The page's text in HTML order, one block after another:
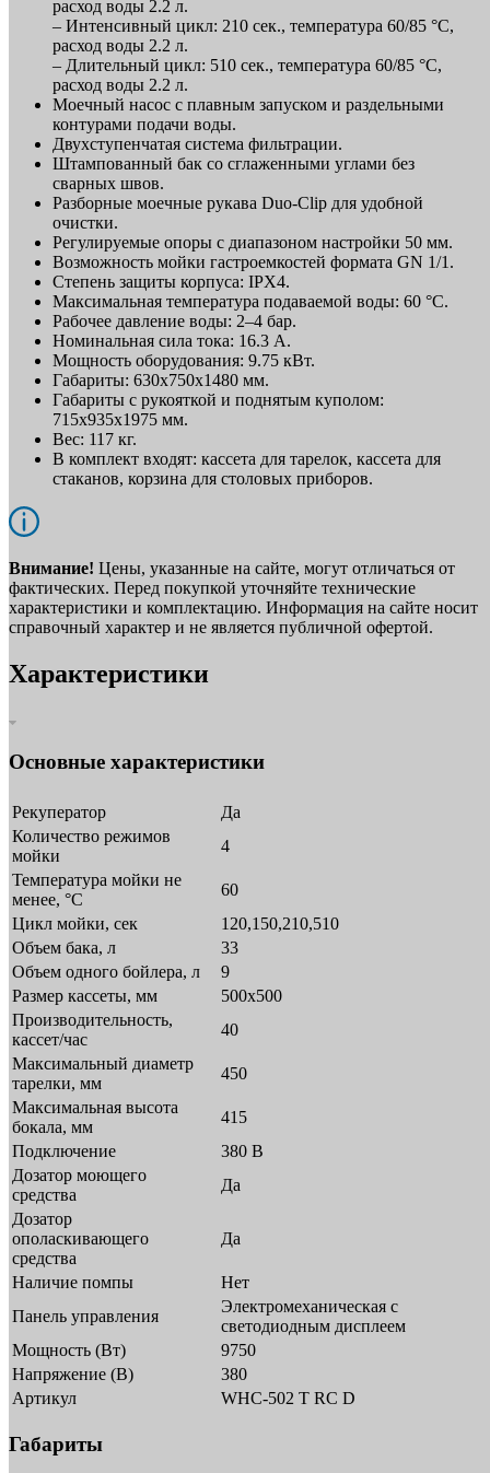
расход воды 2.2 л.
– Интенсивный цикл: 210 сек., температура 60/85 °С,
расход воды 2.2 л.
– Длительный цикл: 510 сек., температура 60/85 °С,
расход воды 2.2 л.
Моечный насос с плавным запуском и раздельными
контурами подачи воды.
Двухступенчатая система фильтрации.
Штампованный бак со сглаженными углами без
сварных швов.
Разборные моечные рукава Duo-Clip для удобной
очистки.
Регулируемые опоры с диапазоном настройки 50 мм.
Возможность мойки гастроемкостей формата GN 1/1.
Степень защиты корпуса: IPX4.
Максимальная температура подаваемой воды: 60 °С.
Рабочее давление воды: 2–4 бар.
Номинальная сила тока: 16.3 А.
Мощность оборудования: 9.75 кВт.
Габариты: 630х750х1480 мм.
Габариты с рукояткой и поднятым куполом:
715х935х1975 мм.
Вес: 117 кг.
В комплект входят: кассета для тарелок, кассета для
стаканов, корзина для столовых приборов.
Внимание! Цены, указанные на сайте, могут отличаться от
фактических. Перед покупкой уточняйте технические
характеристики и комплектацию. Информация на сайте носит
справочный характер и не является публичной офертой.
Характеристики
Основные характеристики
Рекуператор
Да
Количество режимов
мойки
4
Температура мойки не
менее, °С
60
Цикл мойки, сек
120,150,210,510
Объем бака, л
33
Объем одного бойлера, л
9
Размер кассеты, мм
500х500
Производительность,
кассет/час
40
Максимальный диаметр
тарелки, мм
450
Максимальная высота
бокала, мм
415
Подключение
380 В
Дозатор моющего
средства
Да
Дозатор
ополаскивающего
средства
Да
Наличие помпы
Нет
Панель управления
Электромеханическая с
светодиодным дисплеем
Мощность (Вт)
9750
Напряжение (В)
380
Артикул
WHC-502 T RC D
Габариты